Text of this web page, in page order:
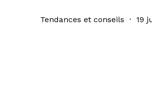
Tendances et conseils · 19